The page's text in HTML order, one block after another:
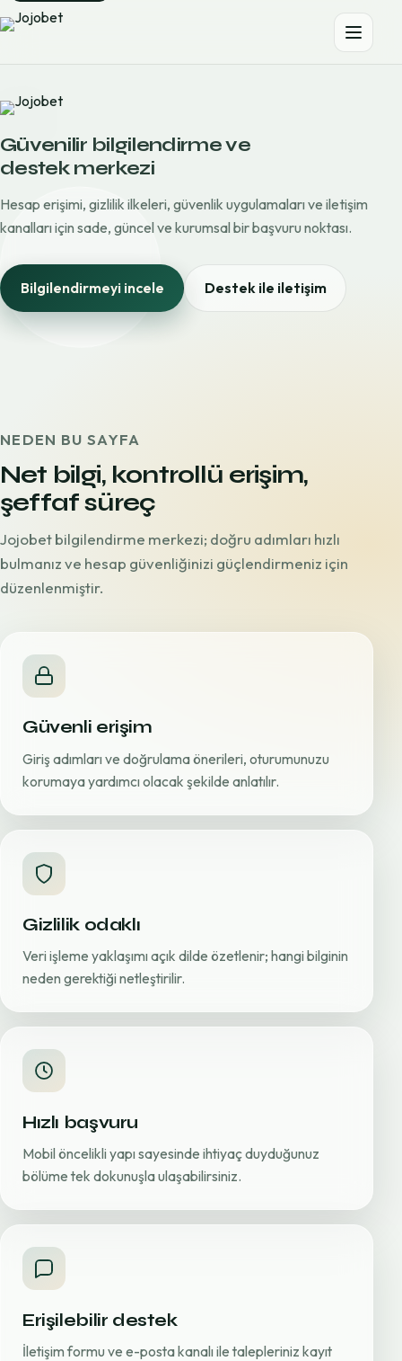
Güvenilir bilgilendirme ve
destek merkezi
Hesap erişimi, gizlilik ilkeleri, güvenlik uygulamaları ve iletişim
kanalları için sade, güncel ve kurumsal bir başvuru noktası.
Bilgilendirmeyi incele Destek ile iletişim
NEDEN BU SAYFA
Net bilgi, kontrollü erişim,
şeffaf süreç
Jojobet bilgilendirme merkezi; doğru adımları hızlı
bulmanız ve hesap güvenliğinizi güçlendirmeniz için
düzenlenmiştir.
Güvenli erişim
Giriş adımları ve doğrulama önerileri, oturumunuzu
korumaya yardımcı olacak şekilde anlatılır.
Gizlilik odaklı
Veri işleme yaklaşımı açık dilde özetlenir; hangi bilginin
neden gerektiği netleştirilir.
Hızlı başvuru
Mobil öncelikli yapı sayesinde ihtiyaç duyduğunuz
bölüme tek dokunuşla ulaşabilirsiniz.
Erişilebilir destek
İletişim formu ve e-posta kanalı ile talepleriniz kayıt